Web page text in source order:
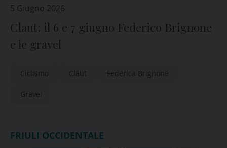
5 Giugno 2026
Claut: il 6 e 7 giugno Federico Brignone
e le gravel
Ciclismo Claut Federica Brignone
Gravel
FRIULI OCCIDENTALE